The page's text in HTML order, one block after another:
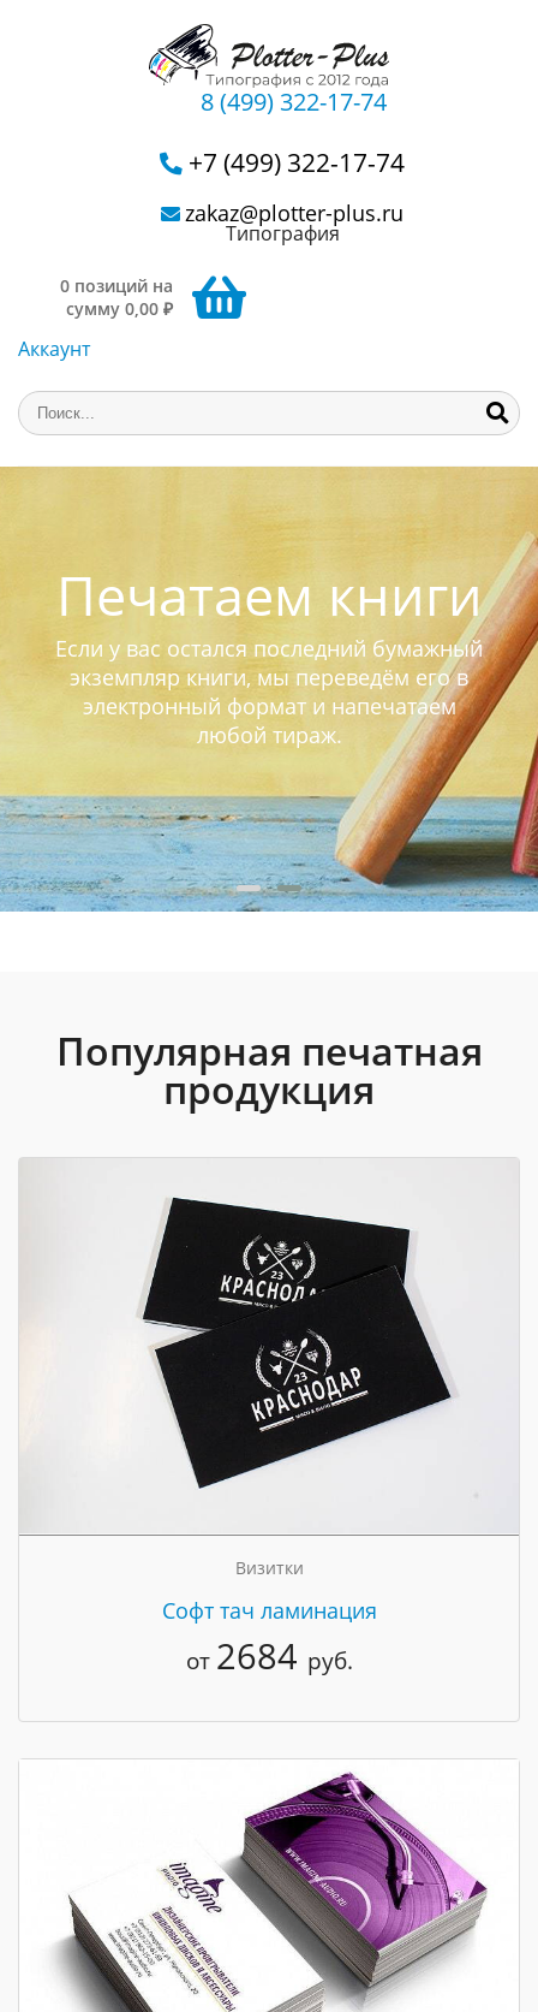
8 (499) 322-17-74
+7 (499) 322-17-74
zakaz@plotter-plus.ru
Типография
0 позиций на
сумму 0,00 ₽
Аккаунт
Печатаем книги
Если у вас остался последний бумажный
экземпляр книги, мы переведём его в
электронный формат и напечатаем
любой тираж.
Популярная печатная
продукция
Визитки
Cофт тач ламинация
от 2684 руб.